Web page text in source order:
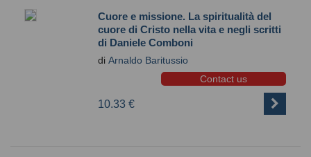
Cuore e missione. La spiritualità del
cuore di Cristo nella vita e negli scritti
di Daniele Comboni
di Arnaldo Baritussio
Contact us
10.33 €